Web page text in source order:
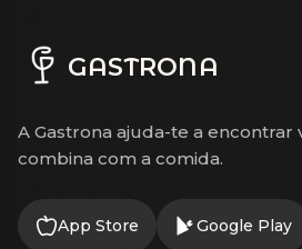
GASTRONA
A Gastrona ajuda-te a encontrar
combina com a comida.
App Store Google Play